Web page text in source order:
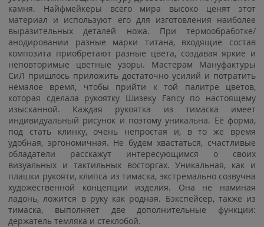
камня. Найфмейкеры всего мира высоко ценят этот
материал и используют его для изготовления наиболее
выразительных деталей ножа. При термообработке/
анодировании разные марки титана, входящие состав
композита приобретают разные цвета, создавая яркие и
неповторимые цветные узоры. Мастерам Мануфактуры
СиЛ пришлось приложить достаточно усилий и потратить
немалое время, чтобы прийти к той палитре цветов,
которая сделала рукоятку Шизеку Fancy по настоящему
изысканной. Каждая рукоятка из тимаска имеет
индивидуальный рисунок и поэтому уникальна. Её форма,
под стать клинку, очень непростая и, в то же время
удобная, эргономичная. Не будем хвастаться, счастливые
обладатели расскажут интересующимся о своих
визуальных и тактильных восторгах. Уникальная, как и
плашки рукояти, клипса из тимаска, экстремально созвучна
художественной концепции изделия. Она не наминая
ладонь, ложится в руку как родная. Бэкспейсер, также из
тимаска, выполняет две дополнительные функции:
держатель темляка и стеклобой.